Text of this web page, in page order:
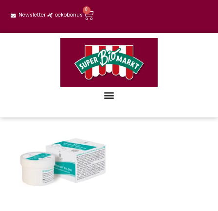
Newsletter oekobonus
0